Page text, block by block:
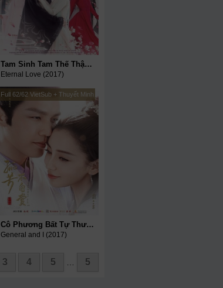
Tam Sinh Tam Thế Thập Lý Đào Hoa
Eternal Love (2017)
Full 62/62 VietSub + Thuyết Minh
Cô Phương Bất Tự Thưởng
General and I (2017)
3 4 5 5